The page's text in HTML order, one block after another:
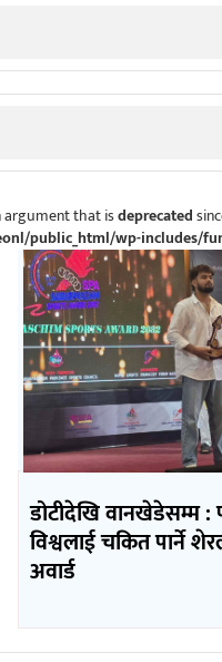
argument that isdeprecated
public_html/wp-includes/
डोटीदेखि वानखेडेसम्म :
विश्वलाई चकित पार्ने
अवार्ड